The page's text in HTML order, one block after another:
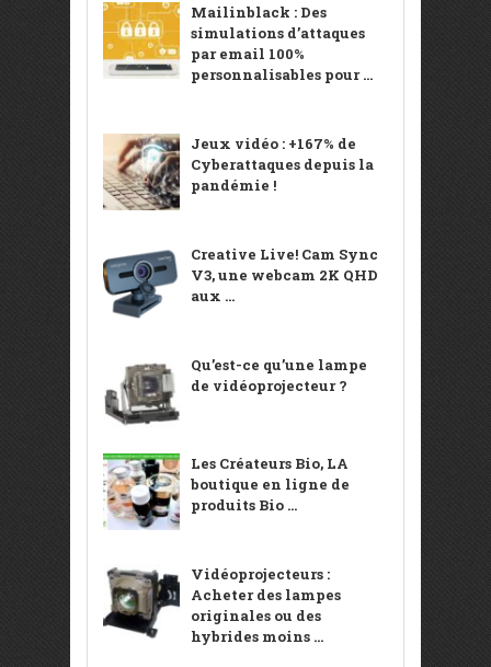
Mailinblack : Des
simulations d’attaques
par email 100%
personnalisables pour ...
Jeux vidéo : +167% de
Cyberattaques depuis la
pandémie !
Creative Live! Cam Sync
V3, une webcam 2K QHD
aux ...
Qu’est-ce qu’une lampe
de vidéoprojecteur ?
Les Créateurs Bio, LA
boutique en ligne de
produits Bio ...
Vidéoprojecteurs :
Acheter des lampes
originales ou des
hybrides moins ...